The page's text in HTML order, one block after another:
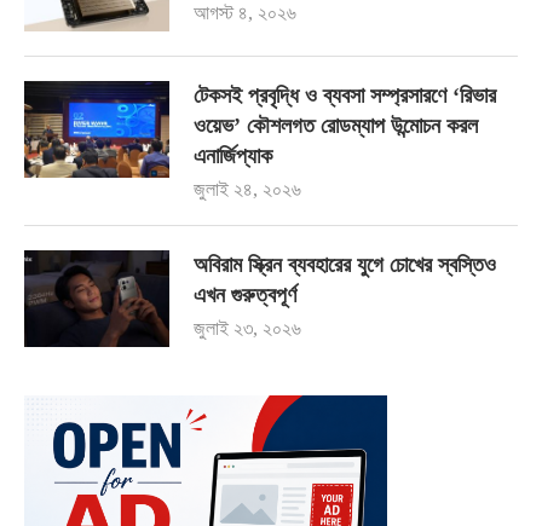
আগস্ট ৪, ২০২৬
টেকসই প্রবৃদ্ধি ও ব্যবসা সম্প্রসারণে ‘রিভার
ওয়েভ’ কৌশলগত রোডম্যাপ উন্মোচন করল
এনার্জিপ্যাক
জুলাই ২৪, ২০২৬
অবিরাম স্ক্রিন ব্যবহারের যুগে চোখের স্বস্তিও
এখন গুরুত্বপূর্ণ
জুলাই ২৩, ২০২৬